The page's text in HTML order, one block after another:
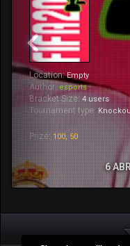
Location:Empty
Author: esports
Bracket Size:4 users
Tournament type:
Prize:100, 50
6